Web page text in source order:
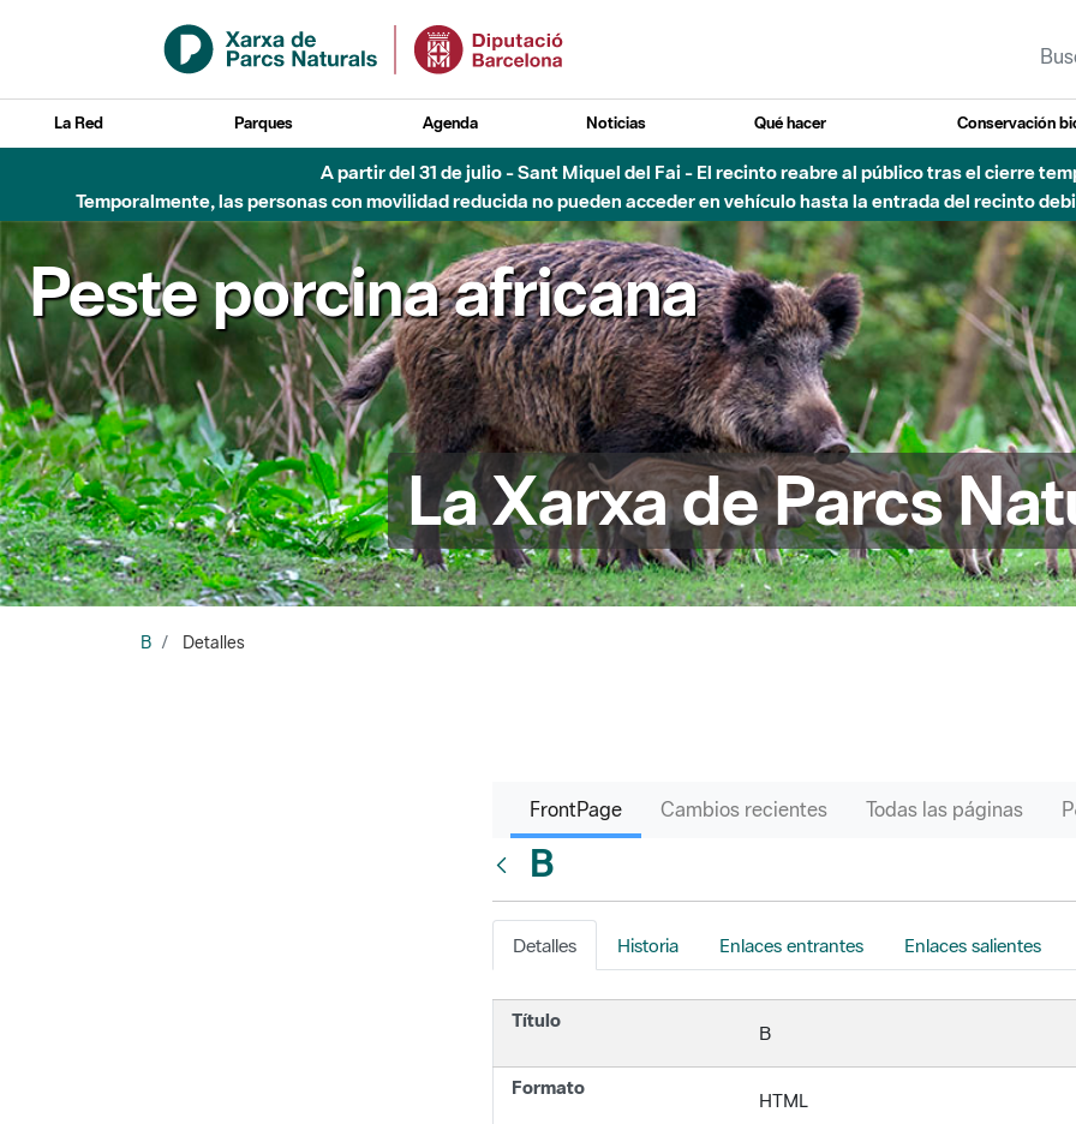
Saltar al contenido principal
La Red Parques Agenda Noticias Qué hacer Conservación
A partir del 31 de julio - Sant Miquel del Fai - El recinto reabre al público tras el cierre
Temporalmente, las personas con movilidad reducida no pueden acceder en vehículo hasta la entrada del recinto
Peste porcina africana
La Xarxa de Parcs
B Detalles
FrontPage Cambios recientes Todas las páginas
B
Detalles Historia Enlaces entrantes Enlaces salientes
Título
B
Formato
HTML